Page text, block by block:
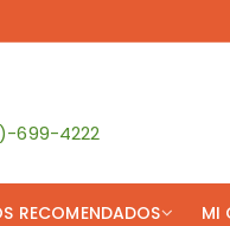
699-4222
RECOMENDADOS MI